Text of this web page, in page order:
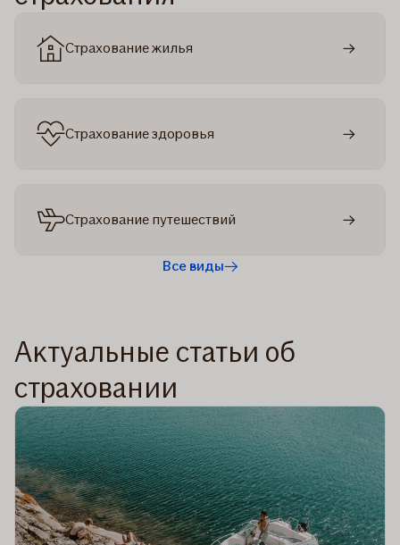
Страхование жилья
Страхование здоровья
Страхование путешествий
Все виды
Актуальные статьи об
страховании